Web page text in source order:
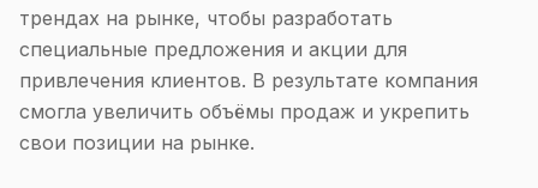
трендах на рынке, чтобы разработать
специальные предложения и акции для
привлечения клиентов. В результате компания
смогла увеличить объёмы продаж и укрепить
свои позиции на рынке.